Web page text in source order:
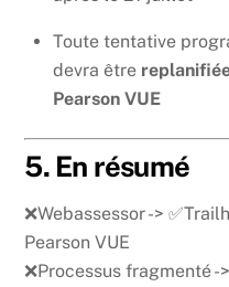
Toute tentative
devra être
Pearson VUE
5. En résumé
❌Webassessor ->
Pearson VUE
❌Processus fragmenté